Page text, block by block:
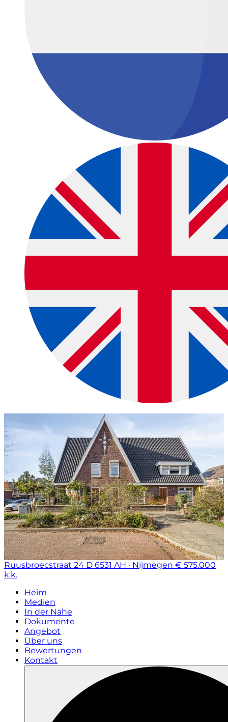
Ruusbroecstraat 24 D 6531 AH · Nijmegen € 575.000
k.k.
Heim
Medien
In der Nähe
Dokumente
Angebot
Über uns
Bewertungen
Kontakt